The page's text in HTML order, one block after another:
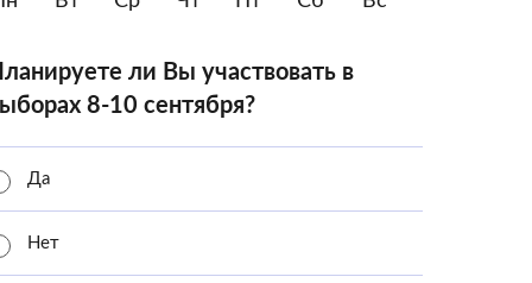
ли Вы участвовать в
8-10 сентября?
Да
Нет